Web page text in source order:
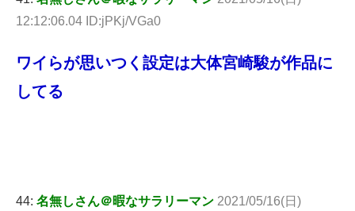
12:12:06.04 ID:jPKj/VGa0
ワイらが思いつく設定は大体宮崎駿が作品に
してる
44: 名無しさん＠暇なサラリーマン 2021/05/16(日)